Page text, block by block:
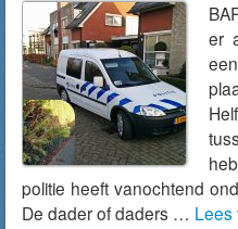
er
politie heeft vanochtend
De dader of daders … Lees